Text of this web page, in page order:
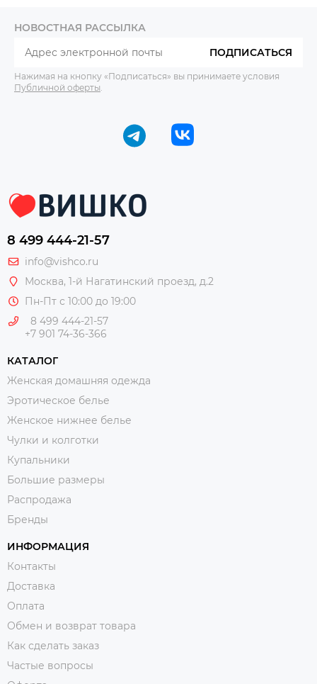
НОВОСТНАЯ РАССЫЛКА
ПОДПИСАТЬСЯ
Нажимая на кнопку «Подписаться» вы принимаете условия
Публичной оферты
8 499 444-21-57
info@vishco.ru
Москва, 1-й Нагатинский проезд, д.2
Пн-Пт с 10:00 до 19:00
8 499 444-21-57
+7 901 74-36-366
КАТАЛОГ
Женская домашняя одежда
Эротическое белье
Женское нижнее белье
Чулки и колготки
Купальники
Большие размеры
Распродажа
Бренды
ИНФОРМАЦИЯ
Контакты
Доставка
Оплата
Обмен и возврат товара
Как сделать заказ
Частые вопросы